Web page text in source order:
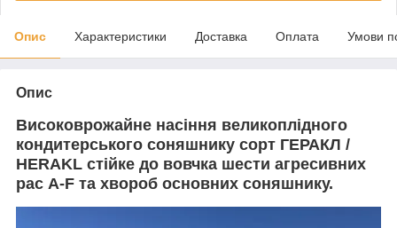
Опис Характеристики Доставка Оплата Умови
Опис
Високоврожайне насіння великоплідного
кондитерського соняшнику сорт ГЕРАКЛ /
HERAKL стійке до вовчка шести агресивних
рас A-F та хвороб основних соняшнику.